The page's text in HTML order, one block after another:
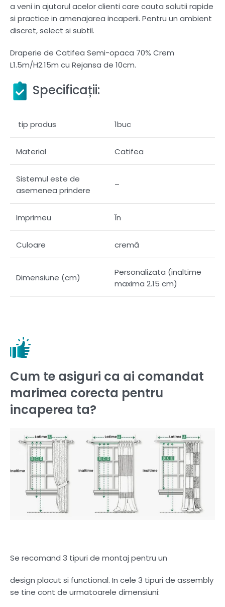
a veni in ajutorul acelor clienti care cauta solutii rapide
si practice in amenajarea incaperii. Pentru un ambient
discret, select si subtil.
Draperie de Catifea Semi-opaca 70% Crem
L1.5m/H2.15m cu Rejansa de 10cm.
Specificații:
tip produs 1buc
Material Catifea
Sistemul este de
asemenea prindere
–
Imprimeu În
Culoare cremă
Dimensiune (cm)
Personalizata (inaltime
maxima 2.15 cm)
Cum te asiguri ca ai comandat
marimea corecta pentru
incaperea ta?
Se recomand 3 tipuri de montaj pentru un
design placut si functional. In cele 3 tipuri de assembly
se tine cont de urmatoarele dimensiuni: